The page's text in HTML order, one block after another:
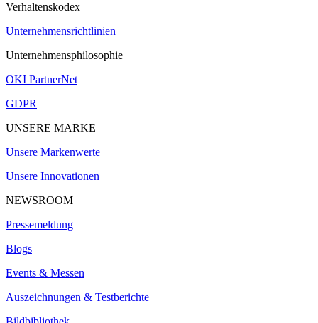
Verhaltenskodex
Unternehmensrichtlinien
Unternehmensphilosophie
OKI PartnerNet
GDPR
UNSERE MARKE
Unsere Markenwerte
Unsere Innovationen
NEWSROOM
Pressemeldung
Blogs
Events & Messen
Auszeichnungen & Testberichte